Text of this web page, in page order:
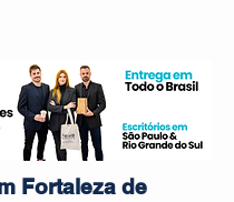
Fortaleza de